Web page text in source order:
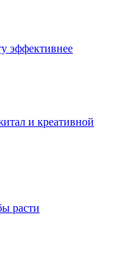
эффективнее
и креативной
расти